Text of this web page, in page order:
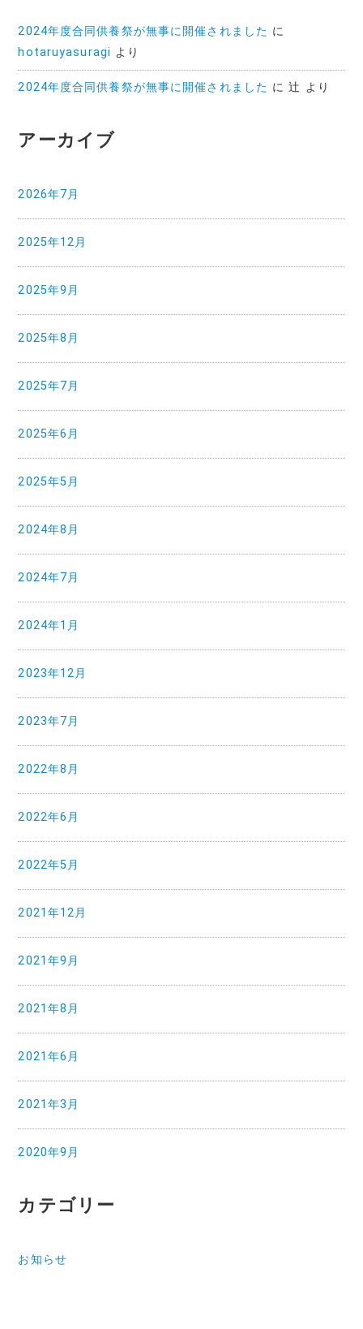
2024年度合同供養祭が無事に開催されました に
hotaruyasuragi より
2024年度合同供養祭が無事に開催されました に辻 より
アーカイブ
2026年7月
2025年12月
2025年9月
2025年8月
2025年7月
2025年6月
2025年5月
2024年8月
2024年7月
2024年1月
2023年12月
2023年7月
2022年8月
2022年6月
2022年5月
2021年12月
2021年9月
2021年8月
2021年6月
2021年3月
2020年9月
カテゴリー
お知らせ